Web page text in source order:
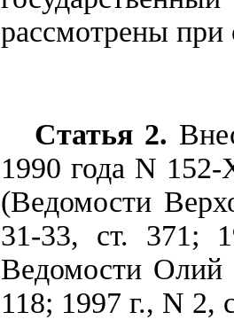
рассмотрены при
Статья 2.
1990 года N
(Ведомости
31-33, ст. 371;
Ведомости Олий
118; 1997 г., N 2,